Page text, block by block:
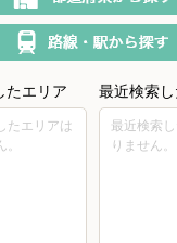
たエリア
たエリアは
最近検索
最近検索
りません。